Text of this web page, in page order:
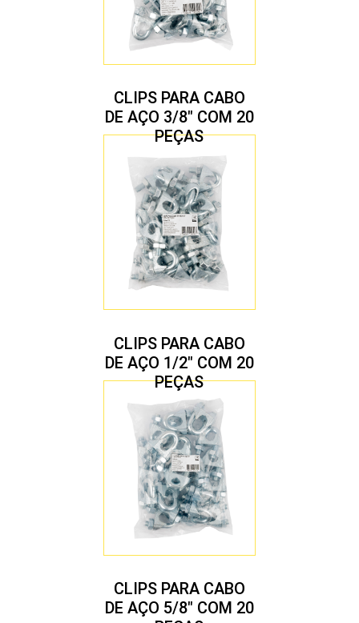
CLIPS PARA CABO
DE AÇO 3/8″ COM 20
PEÇAS
CLIPS PARA CABO
DE AÇO 1/2″ COM 20
PEÇAS
CLIPS PARA CABO
DE AÇO 5/8″ COM 20